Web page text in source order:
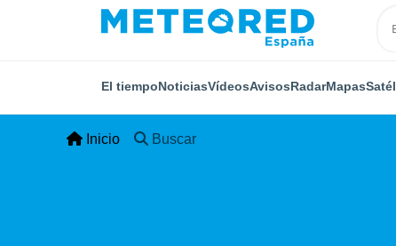
El tiempoNoticiasVídeosAvisosRadarMapas
Inicio Buscar